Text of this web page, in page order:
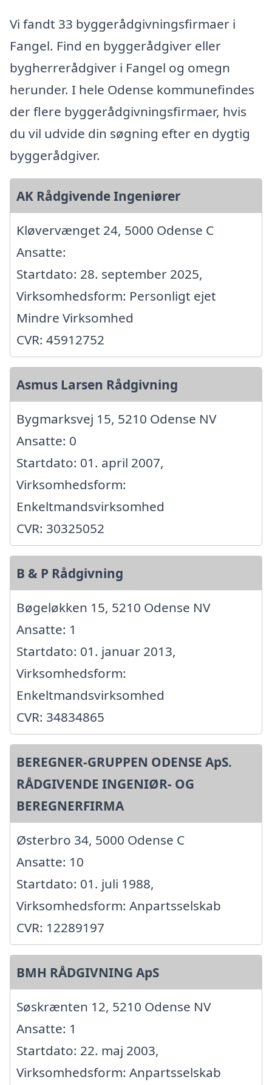
Vi fandt 33 byggerådgivningsfirmaer i
Fangel. Find en byggerådgiver eller
bygherrerådgiver i Fangel og omegn
herunder. I hele Odense kommunefindes
der flere byggerådgivningsfirmaer, hvis
du vil udvide din søgning efter en dygtig
byggerådgiver.
AK Rådgivende Ingeniører
Kløvervænget 24, 5000 Odense C
Ansatte:
Startdato: 28. september 2025,
Virksomhedsform: Personligt ejet
Mindre Virksomhed
CVR: 45912752
Asmus Larsen Rådgivning
Bygmarksvej 15, 5210 Odense NV
Ansatte: 0
Startdato: 01. april 2007,
Virksomhedsform:
Enkeltmandsvirksomhed
CVR: 30325052
B & P Rådgivning
Bøgeløkken 15, 5210 Odense NV
Ansatte: 1
Startdato: 01. januar 2013,
Virksomhedsform:
Enkeltmandsvirksomhed
CVR: 34834865
BEREGNER-GRUPPEN ODENSE ApS.
RÅDGIVENDE INGENIØR- OG
BEREGNERFIRMA
Østerbro 34, 5000 Odense C
Ansatte: 10
Startdato: 01. juli 1988,
Virksomhedsform: Anpartsselskab
CVR: 12289197
BMH RÅDGIVNING ApS
Søskrænten 12, 5210 Odense NV
Ansatte: 1
Startdato: 22. maj 2003,
Virksomhedsform: Anpartsselskab